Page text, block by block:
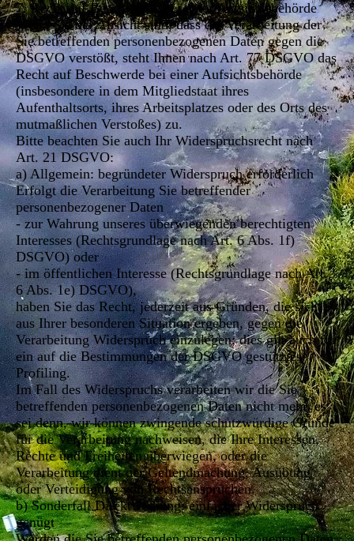
7. Recht auf Beschwerde bei einer Aufsichtsbehörde
Wenn Sie der Ansicht sind, dass die Verarbeitung der
Sie betreffenden personenbezogenen Daten gegen die
DSGVO verstößt, steht Ihnen nach Art. 77 DSGVO das
Recht auf Beschwerde bei einer Aufsichtsbehörde
(insbesondere in dem Mitgliedstaat ihres
Aufenthaltsorts, ihres Arbeitsplatzes oder des Orts des
mutmaßlichen Verstoßes) zu.
Bitte beachten Sie auch Ihr Widerspruchsrecht nach
Art. 21 DSGVO:
a) Allgemein: begründeter Widerspruch erforderlich
Erfolgt die Verarbeitung Sie betreffender
personenbezogener Daten
- zur Wahrung unseres überwiegenden berechtigten
Interesses (Rechtsgrundlage nach Art. 6 Abs. 1f)
DSGVO) oder
- im öffentlichen Interesse (Rechtsgrundlage nach Art.
6 Abs. 1e) DSGVO),
haben Sie das Recht, jederzeit aus Gründen, die sich
aus Ihrer besonderen Situation ergeben, gegen die
Verarbeitung Widerspruch einzulegen; dies gilt auch für
ein auf die Bestimmungen der DSGVO gestütztes
Profiling.
Im Fall des Widerspruchs verarbeiten wir die Sie
betreffenden personenbezogenen Daten nicht mehr, es
sei denn, wir können zwingende schutzwürdige Gründe
für die Verarbeitung nachweisen, die Ihre Interessen,
Rechte und Freiheiten überwiegen, oder die
Verarbeitung dient der Geltendmachung, Ausübung
oder Verteidigung von Rechtsansprüchen.
b) Sonderfall Direktwerbung: einfacher Widerspruch
genügt